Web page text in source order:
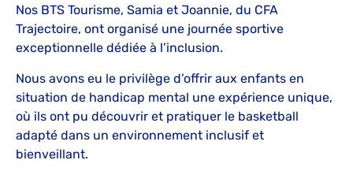
Nos BTS Tourisme, Samia et Joannie, du CFA
Trajectoire, ont organisé une journée sportive
exceptionnelle dédiée à l’inclusion.
Nous avons eu le privilège d’offrir aux enfants en
situation de handicap mental une expérience unique,
où ils ont pu découvrir et pratiquer le basketball
adapté dans un environnement inclusif et
bienveillant.